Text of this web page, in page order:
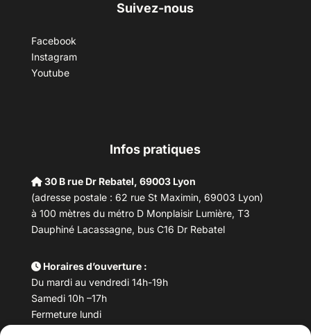
Suivez-nous
Facebook
Instagram
Youtube
Infos pratiques
30 B rue Dr Rebatel, 69003 Lyon
(adresse postale : 62 rue St Maximin, 69003 Lyon)
à 100 mètres du métro D Monplaisir Lumière, T3
Dauphiné Lacassagne, bus C16 Dr Rebatel
Horaires d’ouverture :
Du mardi au vendredi 14h-19h
Samedi 10h –17h
Fermeture lundi